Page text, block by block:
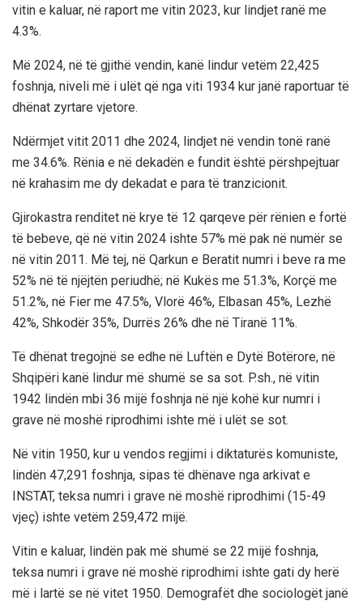
vitin e kaluar, në raport me vitin 2023, kur lindjet ranë me
4.3%.
Më 2024, në të gjithë vendin, kanë lindur vetëm 22,425
foshnja, niveli më i ulët që nga viti 1934 kur janë raportuar të
dhënat zyrtare vjetore.
Ndërmjet vitit 2011 dhe 2024, lindjet në vendin tonë ranë
me 34.6%. Rënia e në dekadën e fundit është përshpejtuar
në krahasim me dy dekadat e para të tranzicionit.
Gjirokastra renditet në krye të 12 qarqeve për rënien e fortë
të bebeve, që në vitin 2024 ishte 57% më pak në numër se
në vitin 2011. Më tej, në Qarkun e Beratit numri i beve ra me
52% në të njëjtën periudhë; në Kukës me 51.3%, Korçë me
51.2%, në Fier me 47.5%, Vlorë 46%, Elbasan 45%, Lezhë
42%, Shkodër 35%, Durrës 26% dhe në Tiranë 11%.
Të dhënat tregojnë se edhe në Luftën e Dytë Botërore, në
Shqipëri kanë lindur më shumë se sa sot. P.sh., në vitin
1942 lindën mbi 36 mijë foshnja në një kohë kur numri i
grave në moshë riprodhimi ishte më i ulët se sot.
Në vitin 1950, kur u vendos regjimi i diktaturës komuniste,
lindën 47,291 foshnja, sipas të dhënave nga arkivat e
INSTAT, teksa numri i grave në moshë riprodhimi (15-49
vjeç) ishte vetëm 259,472 mijë.
Vitin e kaluar, lindën pak më shumë se 22 mijë foshnja,
teksa numri i grave në moshë riprodhimi ishte gati dy herë
më i lartë se në vitet 1950. Demografët dhe sociologët janë